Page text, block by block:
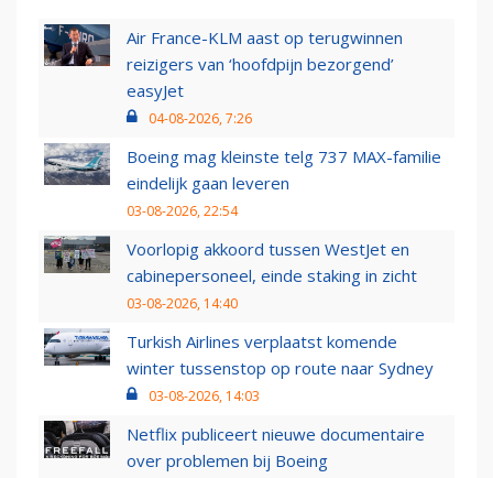
Air France-KLM aast op terugwinnen
reizigers van ‘hoofdpijn bezorgend’
easyJet
04-08-2026, 7:26
Boeing mag kleinste telg 737 MAX-familie
eindelijk gaan leveren
03-08-2026, 22:54
Voorlopig akkoord tussen WestJet en
cabinepersoneel, einde staking in zicht
03-08-2026, 14:40
Turkish Airlines verplaatst komende
winter tussenstop op route naar Sydney
03-08-2026, 14:03
Netflix publiceert nieuwe documentaire
over problemen bij Boeing